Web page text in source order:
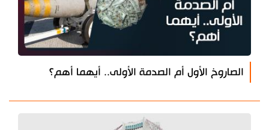
الصاروخ الأول أم الصدمة الأولى.. أيهما أهم؟